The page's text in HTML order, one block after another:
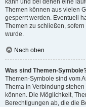
kann und bei denen eine
Themen können aus vielen
gesperrt werden. Eventuell
Themen zu schließen,
wurde.
Nach oben
Was sind Themen-
Themen-Symbole sind vom
Thema in Verbindung
können. Die Möglichkeit,
Berechtigungen ab, die die